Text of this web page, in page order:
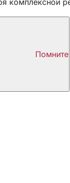
комплексной
Помните